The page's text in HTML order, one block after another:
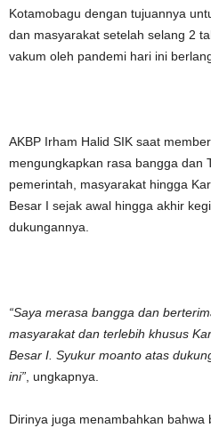
Kotamobagu dengan tujuannya
dan masyarakat setelah selang 2
vakum oleh pandemi hari ini
AKBP Irham Halid SIK saat
mengungkapkan rasa bangga dan
pemerintah, masyarakat hingga
Besar I sejak awal hingga akhir
dukungannya.
“Saya merasa bangga dan
masyarakat dan terlebih khusus
Besar I. Syukur moanto atas
ini” , ungkapnya.
Dirinya juga menambahkan